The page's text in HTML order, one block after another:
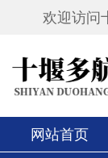
欢迎访问
网站首页